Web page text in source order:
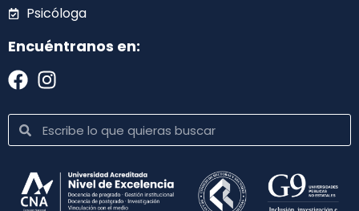
Psicóloga
Encuéntranos en: